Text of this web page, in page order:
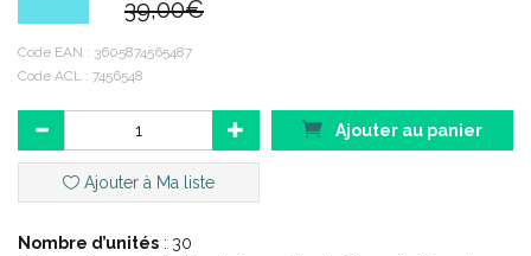
Soutien du métabolisme des articulations en cas d’
Chiens.
Description :
39,00€
Code EAN : 3605874565487
Code ACL : 7456548
Ajouter au panier
Ajouter à Ma liste
Nombre d’unités : 30